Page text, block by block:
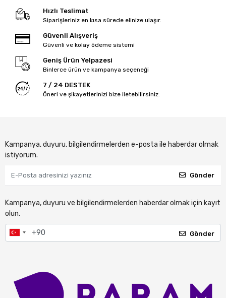
Hızlı Teslimat
Siparişleriniz en kısa sürede elinize ulaşır.
Güvenli Alışveriş
Güvenli ve kolay ödeme sistemi
Geniş Ürün Yelpazesi
Binlerce ürün ve kampanya seçeneği
7 / 24 DESTEK
Öneri ve şikayetlerinizi bize iletebilirsiniz.
Kampanya, duyuru, bilgilendirmelerden e-posta ile haberdar olmak
istiyorum.
Gönder
Kampanya, duyuru ve bilgilendirmelerden haberdar olmak için kayıt
olun.
Gönder